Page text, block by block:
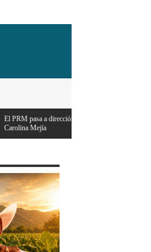
masculina y deja atrás el liderazgo femenino de